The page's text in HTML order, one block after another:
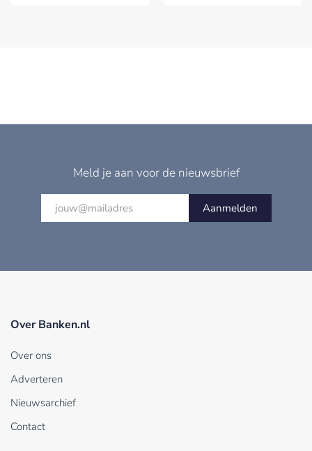
Meld je aan voor de nieuwsbrief
Aanmelden
Over Banken.nl
Over ons
Adverteren
Nieuwsarchief
Contact